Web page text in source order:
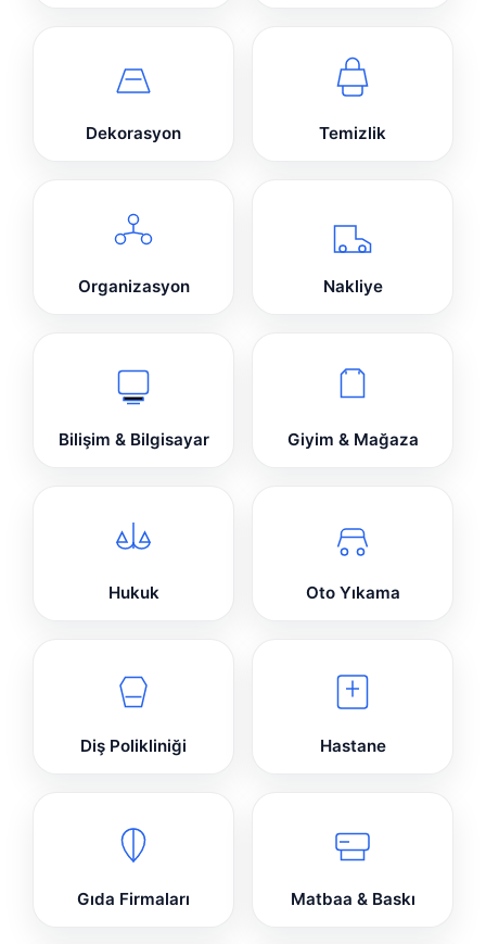
Dekorasyon Temizlik
Organizasyon Nakliye
Bilişim & Bilgisayar Giyim & Mağaza
Hukuk Oto Yıkama
Diş Polikliniği Hastane
Gıda Firmaları Matbaa & Baskı